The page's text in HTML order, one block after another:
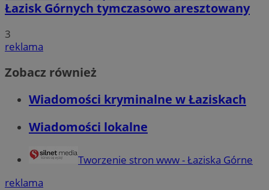
Łazisk Górnych tymczasowo aresztowany
3
reklama
Zobacz również
Wiadomości kryminalne w Łaziskach
Wiadomości lokalne
Tworzenie stron www - Łaziska Górne
reklama